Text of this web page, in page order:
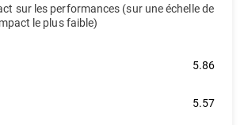
sur les performances (sur une échelle de
le plus faible)
5.86
5.57